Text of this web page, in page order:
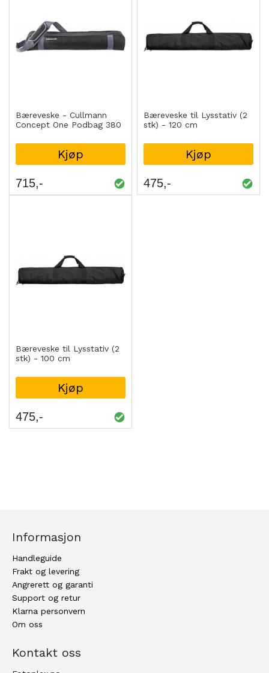
Bæreveske - Cullmann
Concept One Podbag 380
Kjøp
715
Bæreveske til Lysstativ (2
stk) - 120 cm
Kjøp
475
Bæreveske til Lysstativ (2
stk) - 100 cm
Kjøp
475
Informasjon
Handleguide
Frakt og levering
Angrerett og garanti
Support og retur
Klarna personvern
Om oss
Kontakt oss